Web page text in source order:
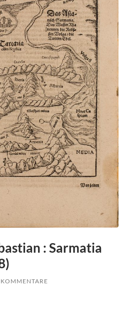
: Sarmatia